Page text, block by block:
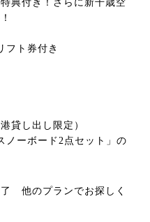
典付き！さらに新千歳空
フト券付き
貸し出し限定）
ノーボード2点セット」の
他のプランでお探しく